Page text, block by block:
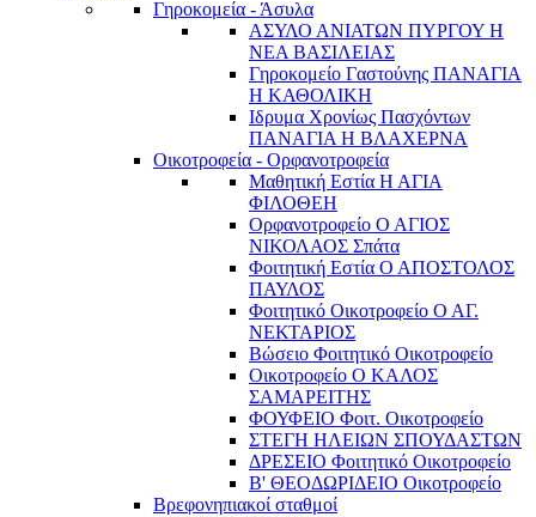
Γηροκομεία - Άσυλα
ΑΣΥΛΟ ΑΝΙΑΤΩΝ ΠΥΡΓΟΥ Η
ΝΕΑ ΒΑΣΙΛΕΙΑΣ
Γηροκομείο Γαστούνης ΠΑΝΑΓΙΑ
Η ΚΑΘΟΛΙΚΗ
Ιδρυμα Χρονίως Πασχόντων
ΠΑΝΑΓΙΑ Η ΒΛΑΧΕΡΝΑ
Οικοτροφεία - Ορφανοτροφεία
Μαθητική Εστία Η ΑΓΙΑ
ΦΙΛΟΘΕΗ
Ορφανοτροφείο Ο ΑΓΙΟΣ
ΝΙΚΟΛΑΟΣ Σπάτα
Φοιτητική Εστία Ο ΑΠΟΣΤΟΛΟΣ
ΠΑΥΛΟΣ
Φοιτητικό Οικοτροφείο Ο ΑΓ.
ΝΕΚΤΑΡΙΟΣ
Βώσειο Φοιτητικό Οικοτροφείο
Οικοτροφείο Ο ΚΑΛΟΣ
ΣΑΜΑΡΕΙΤΗΣ
ΦΟΥΦΕΙΟ Φοιτ. Οικοτροφείο
ΣΤΕΓΗ ΗΛΕΙΩΝ ΣΠΟΥΔΑΣΤΩΝ
ΔΡΕΣΕΙΟ Φοιτητικό Οικοτροφείο
Β' ΘΕΟΔΩΡΙΔΕΙΟ Οικοτροφείο
Βρεφονηπιακοί σταθμοί